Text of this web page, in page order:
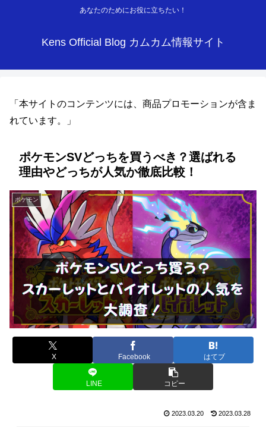
あなたのためにお役に立ちたい！
Kens Official Blog カムカム情報サイト
「本サイトのコンテンツには、商品プロモーションが含ま
れています。」
ポケモンSVどっちを買うべき？選ばれる
理由やどっちが人気か徹底比較！
ポケモン
X Facebook はてブ
LINE コピー
2023.03.20 2023.03.28